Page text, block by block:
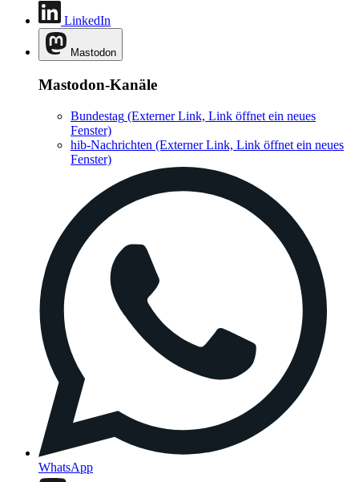
LinkedIn
Mastodon
Mastodon-Kanäle
Bundestag (Externer Link, Link öffnet ein neues
Fenster)
hib-Nachrichten (Externer Link, Link öffnet ein neues
Fenster)
WhatsApp